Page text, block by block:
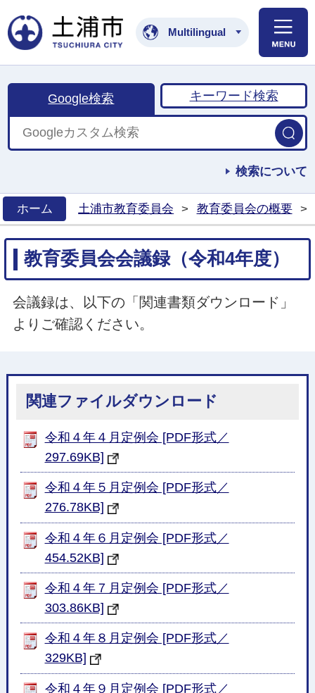
土浦市公式ホームペ
Multilingual
Google検索 キーワード検索
検索について
ホーム
土浦市教育委員会 > 教育委員会の概要 >
教育委員会会議録（令和4年度）
会議録は、以下の「関連書類ダウンロード」
よりご確認ください。
関連ファイルダウンロード
令和４年４月定例会 [PDF形式／
297.69KB]
令和４年５月定例会 [PDF形式／
276.78KB]
令和４年６月定例会 [PDF形式／
454.52KB]
令和４年７月定例会 [PDF形式／
303.86KB]
令和４年８月定例会 [PDF形式／
329KB]
令和４年９月定例会 [PDF形式／